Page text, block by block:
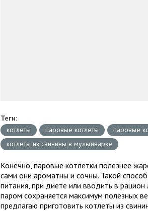
Теги:
котлеты
паровые котлеты
паровые
котлеты из свинины в мультиварке
Конечно, паровые котлетки полезнее
сами они ароматны и сочны. Такой
питания, при диете или вводить в
паром сохраняется максимум полезных
предлагаю приготовить котлеты из